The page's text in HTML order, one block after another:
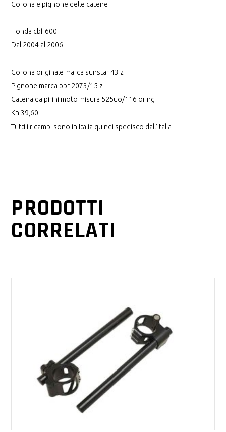
Corona e pignone delle catene
Honda cbf 600
Dal 2004 al 2006
Corona originale marca sunstar 43 z
Pignone marca pbr 2073/15 z
Catena da pirini moto misura 525uo/116 oring
Kn 39,60
Tutti i ricambi sono in Italia quindi spedisco dall’Italia
PRODOTTI
CORRELATI
AGGIUNGI AL CARRELLO